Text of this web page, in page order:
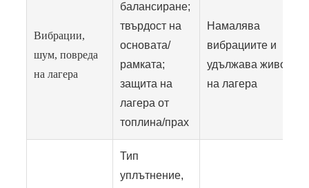
Вибрации,
шум, повреда
на лагера
балансиране;
твърдост на
основата/
рамката;
защита на
лагера от
топлина/прах
Намалява
вибрациите и
удължава живота
на лагера
Тип
уплътнение,